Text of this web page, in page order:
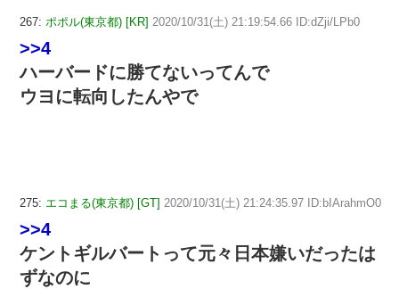
267: ポポル(東京都) [KR] 2020/10/31(土) 21:19:54.66 ID:dZji/LPb0
>>4
ハーバードに勝てないってんで
ウヨに転向したんやで
275: エコまる(東京都) [GT] 2020/10/31(土) 21:24:35.97 ID:bIArahmO0
>>4
ケントギルバートって元々日本嫌いだったは
ずなのに